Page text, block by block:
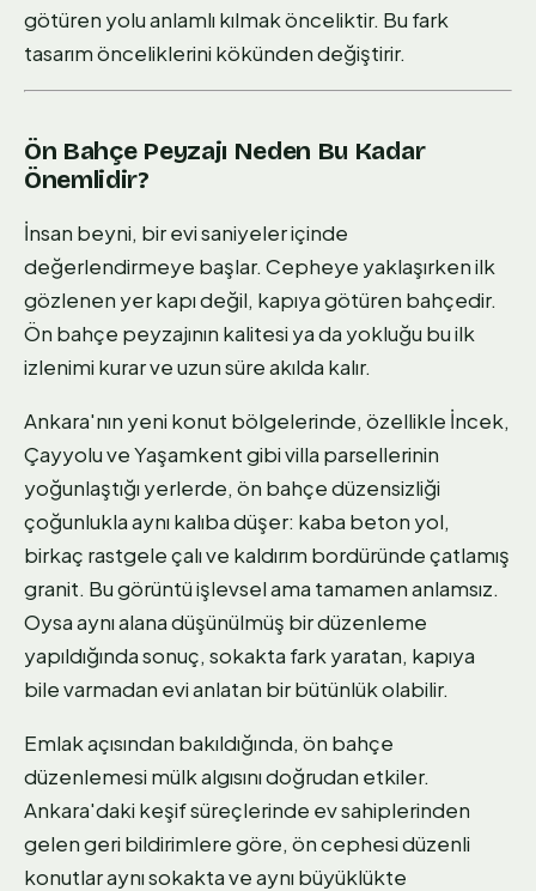
götüren yolu anlamlı kılmak önceliktir. Bu fark
tasarım önceliklerini kökünden değiştirir.
Ön Bahçe Peyzajı Neden Bu Kadar
Önemlidir?
İnsan beyni, bir evi saniyeler içinde
değerlendirmeye başlar. Cepheye yaklaşırken ilk
gözlenen yer kapı değil, kapıya götüren bahçedir.
Ön bahçe peyzajının kalitesi ya da yokluğu bu ilk
izlenimi kurar ve uzun süre akılda kalır.
Ankara'nın yeni konut bölgelerinde, özellikle İncek,
Çayyolu ve Yaşamkent gibi villa parsellerinin
yoğunlaştığı yerlerde, ön bahçe düzensizliği
çoğunlukla aynı kalıba düşer: kaba beton yol,
birkaç rastgele çalı ve kaldırım bordüründe çatlamış
granit. Bu görüntü işlevsel ama tamamen anlamsız.
Oysa aynı alana düşünülmüş bir düzenleme
yapıldığında sonuç, sokakta fark yaratan, kapıya
bile varmadan evi anlatan bir bütünlük olabilir.
Emlak açısından bakıldığında, ön bahçe
düzenlemesi mülk algısını doğrudan etkiler.
Ankara'daki keşif süreçlerinde ev sahiplerinden
gelen geri bildirimlere göre, ön cephesi düzenli
konutlar aynı sokakta ve aynı büyüklükte